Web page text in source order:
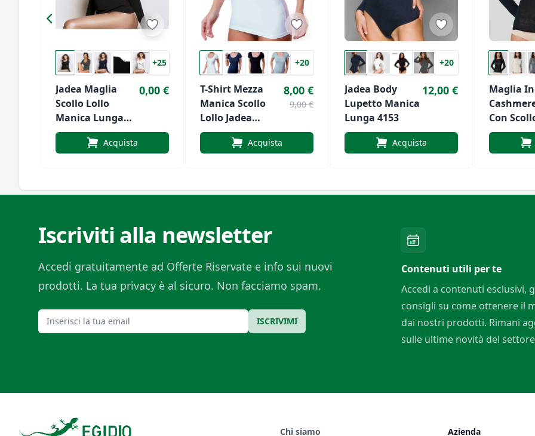
+25
Jadea Maglia
Scollo Lollo
Manica Lunga
4056
0,00 €
Acquista
+20
T-Shirt Mezza
Manica Scollo
Lollo Jadea
Art.4181
8,00 €
9,00 €
Acquista
+20
Jadea Body
Lupetto Manica
Lunga 4153
12,00 €
Acquista
Maglia In
Con
Barca
Iscriviti alla newsletter
Accedi gratuitamente ad Offerte Riservate e info sui nuovi
prodotti. La tua privacy è al sicuro. Non facciamo spam.
Email ISCRIVIMI
Contenuti utili per te
Accedi a contenuti esclusivi,
consigli su come ottenere il
dai nostri prodotti. Rimani
sulle ultime novità del
Chi siamo Azienda